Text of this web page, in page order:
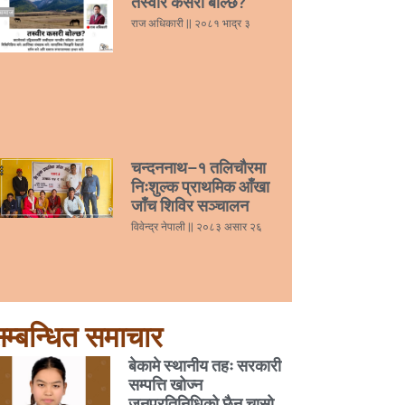
राज अधिकारी २०८१ भाद्र ३
चन्दननाथ–१ तलिचौरमा
निःशुल्क प्राथमिक आँखा
जाँच शिविर सञ्चालन
विवेन्द्र नेपाली २०८३ असार २६
समाचार
बेकामे स्थानीय तहः सरकारी
सम्पत्ति खोज्न